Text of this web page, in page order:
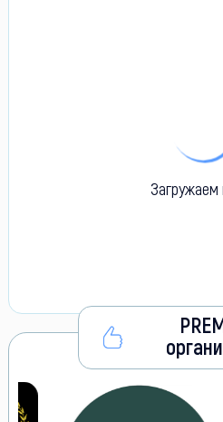
Загружаем